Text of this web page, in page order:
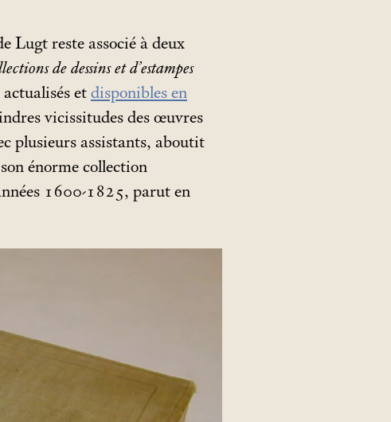
Lugt reste associé à deux
de dessins et d’estampes
et disponibles en
vicissitudes des œuvres
plusieurs assistants, aboutit
énorme collection
1600-1825, parut en